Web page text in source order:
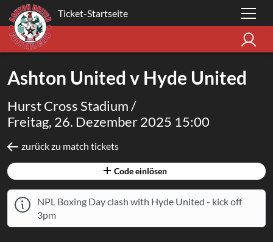
Ticket-Startseite
Ashton United v Hyde United
Hurst Cross Stadium /
Freitag, 26. Dezember 2025 15:00
zurück zu match tickets
Code einlösen
NPL Boxing Day clash with Hyde United - kick off
3pm